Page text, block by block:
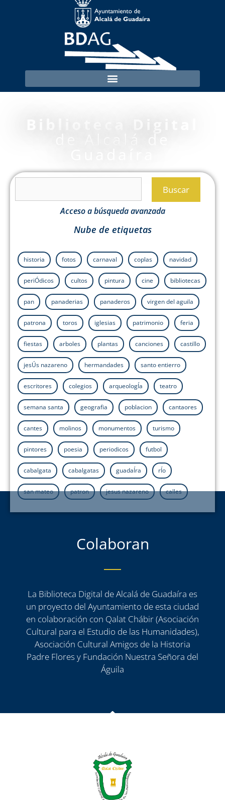
Buscar
Acceso a búsqueda avanzada
Nube de etiquetas
historia fotos carnaval coplas navidad
periÓdicos cultos pintura cine bibliotecas
pan panaderias panaderos virgen del aguila
patrona toros iglesias patrimonio feria
fiestas arboles plantas canciones castillo
jesÚs nazareno hermandades santo entierro
escritores colegios arqueologÍa teatro
semana santa geografia poblacion cantaores
cantes molinos monumentos turismo
pintores poesia periodicos futbol
cabalgata cabalgatas guadaÍra rÍo
san mateo patron jesus nazareno calles
Colaboran
La Biblioteca Digital de Alcalá de Guadaíra es
un proyecto del Ayuntamiento de esta ciudad
en colaboración con Qalat Chábir (Asociación
Cultural para el Estudio de las Humanidades),
Asociación Cultural Amigos de la Historia
Padre Flores y Fundación Nuestra Señora del
Águila